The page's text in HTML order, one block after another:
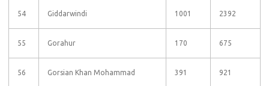
54 Giddarwindi 1001 2392
55 Gorahur 170 675
56 Gorsian Khan Mohammad 391 921